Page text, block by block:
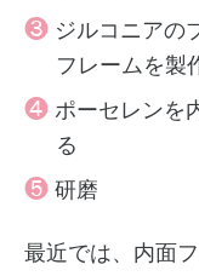
❸ ジルコニアの
フレームを製
❹ ポーセレンを
る
❺ 研磨
最近では、内面